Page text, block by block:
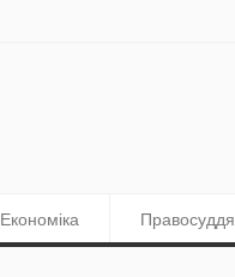
Економіка Правосуддя